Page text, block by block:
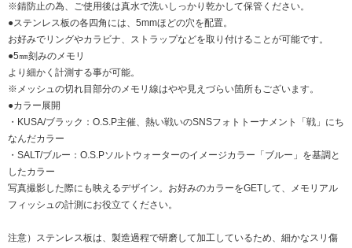
※錆防止の為、ご使用後は真水で洗いしっかり乾かして保管ください。
●ステンレス板の各四角には、5mmほどの穴を配置。
お好みでリングやカラビナ、ストラップなどを取り付けることが可能です。
●5㎜刻みのメモリ
より細かく計測する事が可能。
※メッシュの切れ目部分のメモリ線はやや見えづらい箇所もございます。
●カラー展開
・KUSA/ブラック：O.S.P主催、熱い戦いのSNSフォトトーナメント「戦」にち
なんだカラー
・SALT/ブルー：O.S.Pソルトウォーターのイメージカラー「ブルー」を基調と
したカラー
写真撮影した際にも映えるデザイン。お好みのカラーをGETして、メモリアル
フィッシュの計測にお役立てください。
注意）ステンレス板は、製造過程で研磨して加工しているため、細かなスリ傷